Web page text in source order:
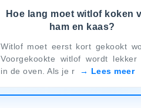
Hoe lang moet witlof koken
ham en kaas?
Witlof moet eerst kort gekookt
Voorgekookte witlof wordt lekker
in de oven. Als je r
Lees meer